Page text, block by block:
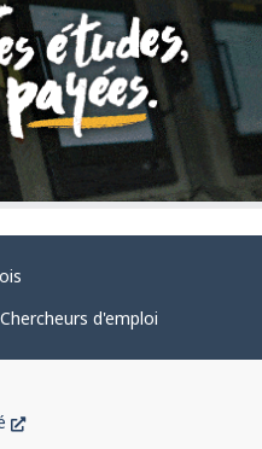
d'emploi
Ce